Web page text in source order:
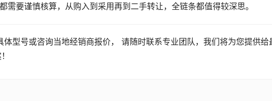
需要谨慎核算，从购入到采用再到二手转让，全链条都值得较深思。
型号或咨询当地经销商报价， 请随时联系专业团队，我们将为您提供给